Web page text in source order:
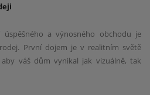
a výnosného obchodu je
První dojem je v realitním světě
váš dům vynikal jak vizuálně, tak